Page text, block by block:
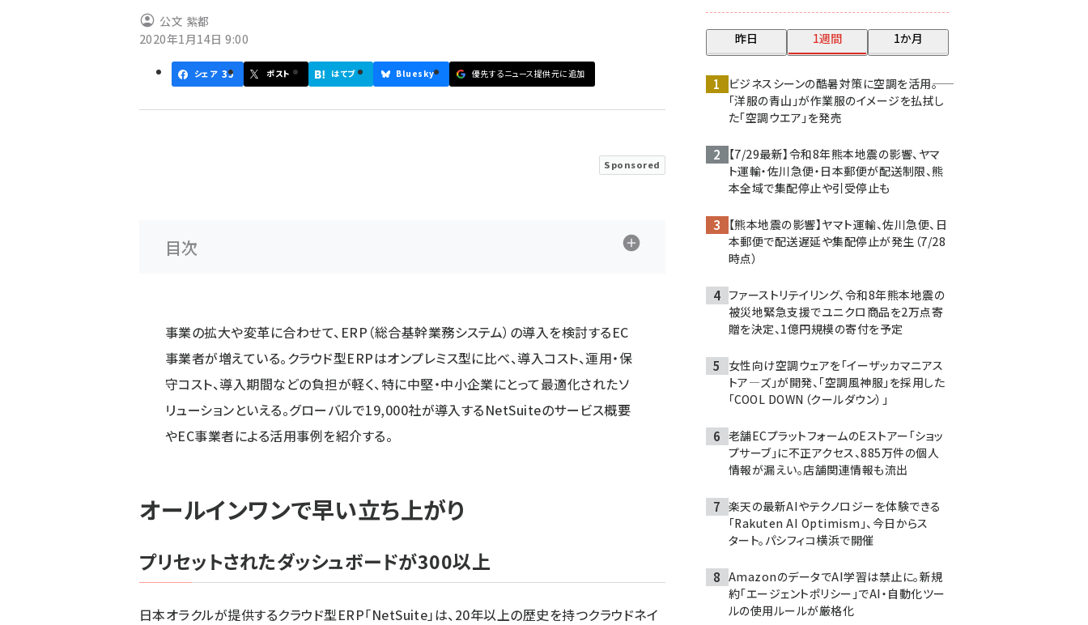
公文 紫都
2020年1月14日 9:00
シェア 35 ポスト はてブ Bluesky 優先するニュース提供元に追加
Sponsored
目次
事業の拡大や変革に合わせて、ERP（総合基幹業務システム）の導入を検討するEC
事業者が増えている。クラウド型ERPはオンプレミス型に比べ、導入コスト、運用・保
守コスト、導入期間などの負担が軽く、特に中堅・中小企業にとって最適化されたソ
リューションといえる。グローバルで19,000社が導入するNetSuiteのサービス概要
やEC事業者による活用事例を紹介する。
オールインワンで早い立ち上がり
プリセットされたダッシュボードが300以上
日本オラクルが提供するクラウド型ERP「NetSuite」は、20年以上の歴史を持つクラウドネイ
昨日 1週間 1か月
ビジネスシーンの酷暑対策に空調を活用――。
「洋服の青山」が作業服のイメージを払拭し
た「空調ウエア」を発売
【7/29最新】令和8年熊本地震の影響、ヤマ
ト運輸・佐川急便・日本郵便が配送制限、熊
本全域で集配停止や引受停止も
【熊本地震の影響】ヤマト運輸、佐川急便、日
本郵便で配送遅延や集配停止が発生（7/28
時点）
ファーストリテイリング、令和8年熊本地震の
被災地緊急支援でユニクロ商品を2万点寄
贈を決定、1億円規模の寄付を予定
女性向け空調ウェアを「イーザッカマニアス
トア―ズ」が開発、「空調風神服」を採用した
「COOL DOWN（クールダウン）」
老舗ECプラットフォームのEストアー「ショッ
プサーブ」に不正アクセス、885万件の個人
情報が漏えい。店舗関連情報も流出
楽天の最新AIやテクノロジーを体験できる
「Rakuten AI Optimism」、今日からス
タート。パシフィコ横浜で開催
AmazonのデータでAI学習は禁止に。新規
約「エージェントポリシー」でAI・自動化ツー
ルの使用ルールが厳格化
参加登録はこちら↑